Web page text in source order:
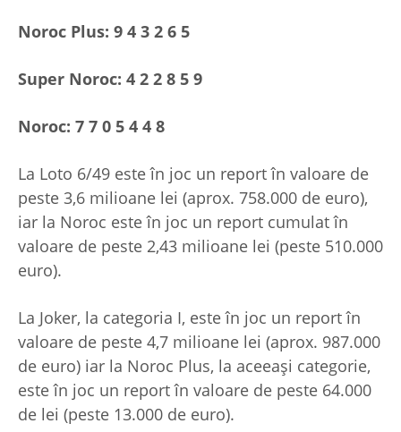
Noroc Plus: 9 4 3 2 6 5
Super Noroc: 4 2 2 8 5 9
Noroc: 7 7 0 5 4 4 8
La Loto 6/49 este în joc un report în valoare de
peste 3,6 milioane lei (aprox. 758.000 de euro),
iar la Noroc este în joc un report cumulat în
valoare de peste 2,43 milioane lei (peste 510.000
euro).
La Joker, la categoria I, este în joc un report în
valoare de peste 4,7 milioane lei (aprox. 987.000
de euro) iar la Noroc Plus, la aceeași categorie,
este în joc un report în valoare de peste 64.000
de lei (peste 13.000 de euro).